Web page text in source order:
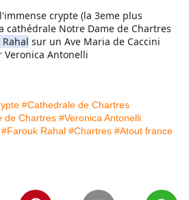
crypte (la 3eme plus
cathédrale Notre Dame de Chartres
Rahal sur un Ave Maria de Caccini
Antonelli
#Cathedrale de Chartres
de Chartres #Veronica Antonelli
#Farouk Rahal #Chartres #Atout france